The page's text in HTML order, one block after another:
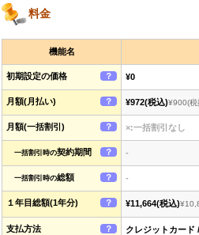
料金
機能名
初期設定の価格 ？ ¥0
月額(月払い) ？ ¥972(税込)¥900(税
月額(一括割引) ？ ×:一括割引なし
一括割引時の契約期間 ？ -
一括割引時の総額 ？ -
１年目総額(1年分) ？ ¥11,664(税込)
支払方法 ？
クレジットカード